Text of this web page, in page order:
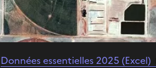
Pour les marchés dont le
dessous :
Données essentielles 2025 (Excel)